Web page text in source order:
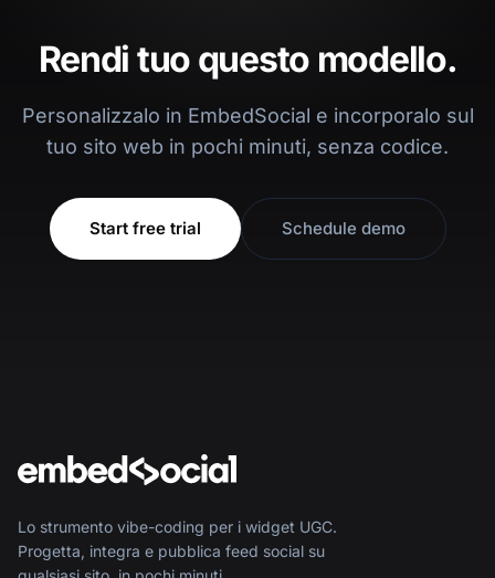
Rendi tuo questo modello.
Personalizzalo in EmbedSocial e incorporalo sul
tuo sito web in pochi minuti, senza codice.
Start free trial Schedule demo
Lo strumento vibe-coding per i widget UGC.
Progetta, integra e pubblica feed social su